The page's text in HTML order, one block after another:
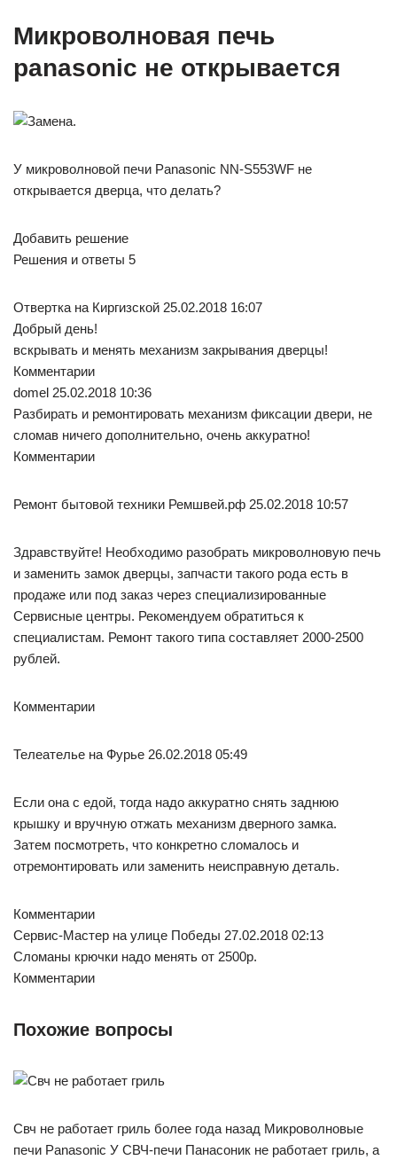
Микроволновая печь
panasonic не открывается
У микроволновой печи Panasonic NN-S553WF не
открывается дверца, что делать?
Добавить решение
Решения и ответы 5
Отвертка на Киргизской 25.02.2018 16:07
Добрый день!
вскрывать и менять механизм закрывания дверцы!
Комментарии
domel 25.02.2018 10:36
Разбирать и ремонтировать механизм фиксации двери, не
сломав ничего дополнительно, очень аккуратно!
Комментарии
Ремонт бытовой техники Ремшвей.рф 25.02.2018 10:57
Здравствуйте! Необходимо разобрать микроволновую печь
и заменить замок дверцы, запчасти такого рода есть в
продаже или под заказ через специализированные
Сервисные центры. Рекомендуем обратиться к
специалистам. Ремонт такого типа составляет 2000-2500
рублей.
Комментарии
Телеателье на Фурье 26.02.2018 05:49
Если она с едой, тогда надо аккуратно снять заднюю
крышку и вручную отжать механизм дверного замка.
Затем посмотреть, что конкретно сломалось и
отремонтировать или заменить неисправную деталь.
Комментарии
Сервис-Мастер на улице Победы 27.02.2018 02:13
Сломаны крючки надо менять от 2500р.
Комментарии
Похожие вопросы
Свч не работает гриль более года назад Микроволновые
печи Panasonic У СВЧ-печи Панасоник не работает гриль, а